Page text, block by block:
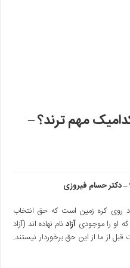
مهم ترند؟ –
– دکتر حسام فیروزی
روی کره زمین است که حق انتخاب
او را موجودی آزادنام نهاده اند (آزاد
از ما از این حق برخوردار نیستند.